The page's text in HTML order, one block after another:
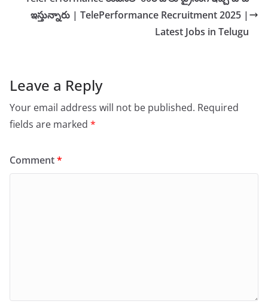
ఇస్తున్నారు | TelePerformance Recruitment 2025 |
Latest Jobs in Telugu
Leave a Reply
Your email address will not be published. Required
fields are marked *
Comment*